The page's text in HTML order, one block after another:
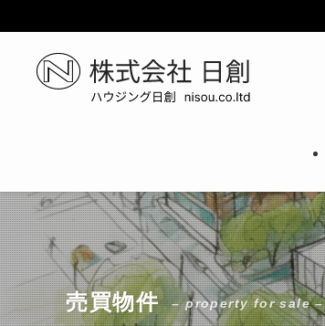
売買物件 – property for sale –